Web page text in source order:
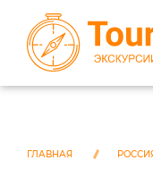
ЭКСКУРСИИ ПО
ГЛАВНАЯ